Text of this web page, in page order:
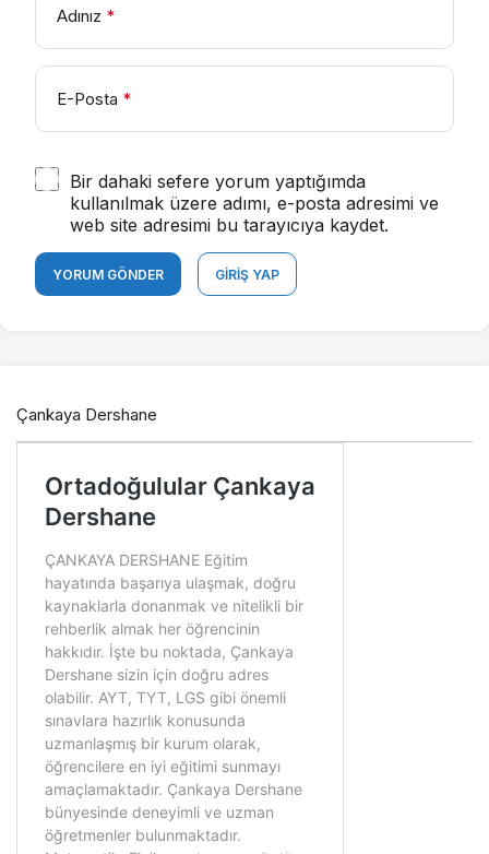
Adınız *
E-Posta *
Bir dahaki sefere yorum yaptığımda
kullanılmak üzere adımı, e-posta adresimi ve
web site adresimi bu tarayıcıya kaydet.
YORUM GÖNDER GIRIŞ YAP
Çankaya Dershane